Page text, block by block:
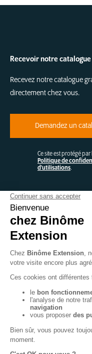
Recevoir notre catalogue
Recevez notre catalogue
directement chez vous.
Demandez un
Ce site est protégé par
Politique de
d'utilisations.
Contactez-nous
Binôme
44 Avenue de la Pierre Vallée
50220 POILLEY
FABRICATION FRANÇAISE